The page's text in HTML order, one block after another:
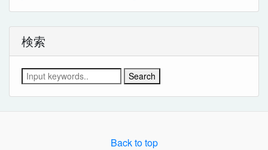
検索
Search
Back to top